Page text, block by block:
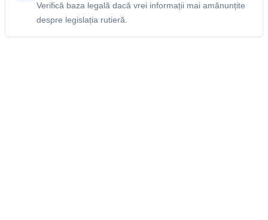
Verifică baza legală dacă vrei informații mai amănunțite
despre legislația rutieră.